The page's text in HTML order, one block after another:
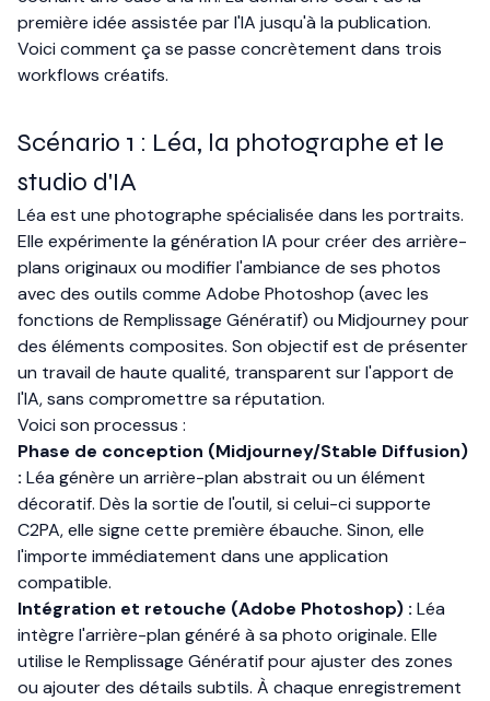
première idée assistée par l'IA jusqu'à la publication.
Voici comment ça se passe concrètement dans trois
workflows créatifs.
Scénario 1 : Léa, la photographe et le
studio d'IA
Léa est une photographe spécialisée dans les portraits.
Elle expérimente la génération IA pour créer des arrière-
plans originaux ou modifier l'ambiance de ses photos
avec des outils comme Adobe Photoshop (avec les
fonctions de Remplissage Génératif) ou Midjourney pour
des éléments composites. Son objectif est de présenter
un travail de haute qualité, transparent sur l'apport de
l'IA, sans compromettre sa réputation.
Voici son processus :
Phase de conception (Midjourney/Stable Diffusion)
: Léa génère un arrière-plan abstrait ou un élément
décoratif. Dès la sortie de l'outil, si celui-ci supporte
C2PA, elle signe cette première ébauche. Sinon, elle
l'importe immédiatement dans une application
compatible.
Intégration et retouche (Adobe Photoshop) : Léa
intègre l'arrière-plan généré à sa photo originale. Elle
utilise le Remplissage Génératif pour ajuster des zones
ou ajouter des détails subtils. À chaque enregistrement